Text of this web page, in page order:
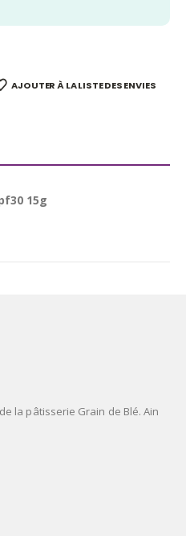
AJOUTER À LA LISTE DES ENVIES
15g
la pâtisserie Grain de Blé. Ain